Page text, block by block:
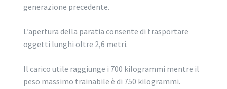
generazione precedente.
L’apertura della paratia consente di trasportare
oggetti lunghi oltre 2,6 metri.
Il carico utile raggiunge i 700 kilogrammi mentre il
peso massimo trainabile è di 750 kilogrammi.